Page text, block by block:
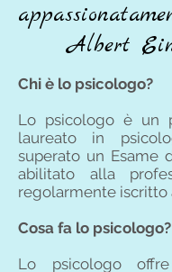
Chi è lo psicologo?
Lo psicologo è un
laureato in
superato un Esame
abilitato alla
regolarmente iscritto
Cosa fa lo psicologo?
Lo psicologo offre
Albert